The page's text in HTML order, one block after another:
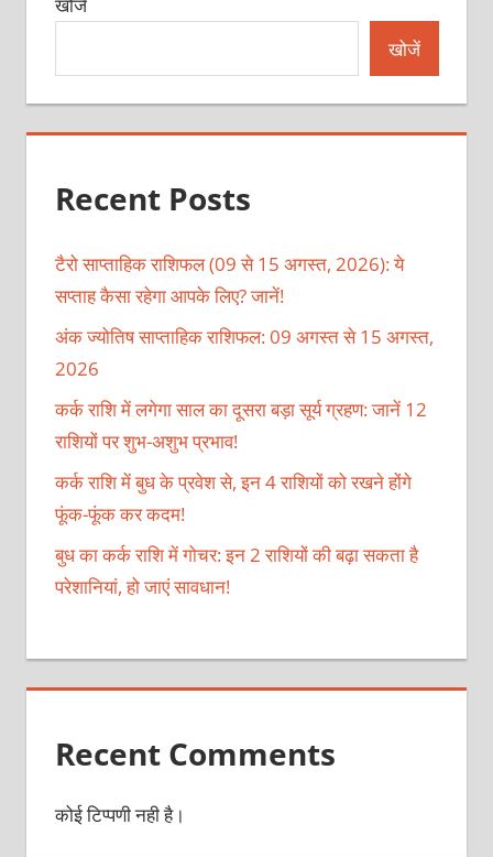
खोजें
खोजें
Recent Posts
टैरो साप्ताहिक राशिफल (09 से 15 अगस्त, 2026): ये
सप्ताह कैसा रहेगा आपके लिए? जानें!
अंक ज्योतिष साप्ताहिक राशिफल: 09 अगस्त से 15 अगस्त,
2026
कर्क राशि में लगेगा साल का दूसरा बड़ा सूर्य ग्रहण: जानें 12
राशियों पर शुभ-अशुभ प्रभाव!
कर्क राशि में बुध के प्रवेश से, इन 4 राशियों को रखने होंगे
फूंक-फूंक कर कदम!
बुध का कर्क राशि में गोचर: इन 2 राशियों की बढ़ा सकता है
परेशानियां, हो जाएं सावधान!
Recent Comments
कोई टिप्पणी नही है।